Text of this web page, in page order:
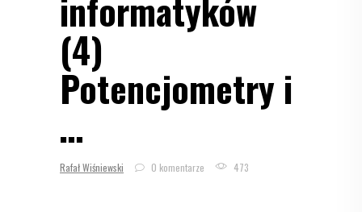
informatyków
(4)
Potencjometry i
…
Rafał Wiśniewski 0 komentarze 473